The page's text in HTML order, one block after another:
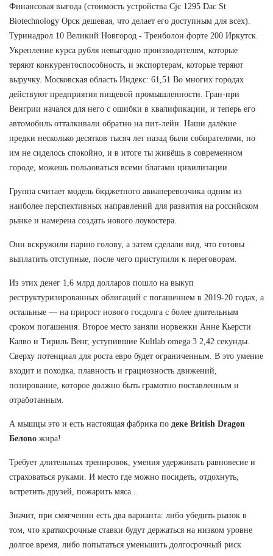
Финансовая выгода (стоимость устройства Cjc 1295 Dac St
Biotechnology Орск дешевая, что делает его доступным для всех).
Туринадрол 10 Великий Новгород - Тренболон форте 200 Иркутск.
Укрепление курса рубля невыгодно производителям, которые
теряют конкурентоспособность, и экспортерам, которые теряют
выручку. Московская область Индекс: 61,51 Во многих городах
действуют предприятия пищевой промышленности. Гран-при
Венгрии начался для него с ошибки в квалификации, и теперь его
автомобиль отталкивали обратно на пит-лейн. Наши далёкие
предки несколько десятков тысяч лет назад были собирателями, но
им не сиделось спокойно, и в итоге ты живёшь в современном
городе, можешь пользоваться всеми благами цивилизации.
Группа считает модель бюджетного авиаперевозчика одним из
наиболее перспективных направлений для развития на российском
рынке и намерена создать нового лоукостера.
Они вскружили парню голову, а затем сделали вид, что готовы
выплатить отступные, после чего приступили к переговорам.
Из этих денег 1,6 млрд долларов пошло на выкуп
реструктуризированных облигаций с погашением в 2019-20 годах, а
остальные — на прирост нового госдолга с более длительным
сроком погашения. Второе место заняли норвежки Анне Кьерсти
Калво и Тириль Венг, уступившие Kultlab omega 3 2,42 секунды.
Сверху потенциал для роста евро будет ограниченным. В это умение
входит и походка, плавность и грациозность движений,
позирование, которое должно быть грамотно поставленным и
отработанным.
А мышцы это и есть настоящая фабрика по деке British Dragon
Белово жира!
Требует длительных тренировок, умения удерживать равновесие и
страховаться руками. И место где можно посидеть, отдохнуть,
встретить друзей, пожарить мяса...
Значит, при смягчении есть два варианта: либо убедить рынок в
том, что краткосрочные ставки будут держаться на низком уровне
долгое время, либо попытаться уменьшить долгосрочный риск